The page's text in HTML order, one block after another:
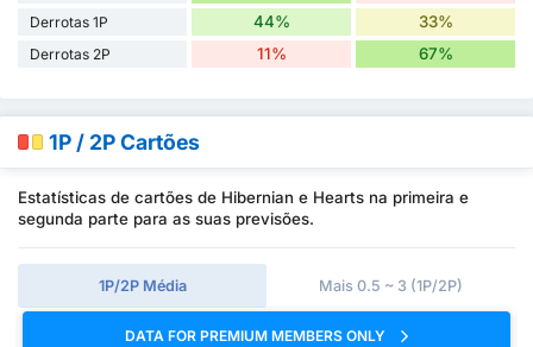
Derrotas 1P 44% 33%
Derrotas 2P 11% 67%
1P / 2P Cartões
Estatísticas de cartões de Hibernian e Hearts na primeira e
segunda parte para as suas previsões.
1P/2P Média Mais 0.5 ~ 3 (1P/2P)
DATA FOR PREMIUM MEMBERS ONLY